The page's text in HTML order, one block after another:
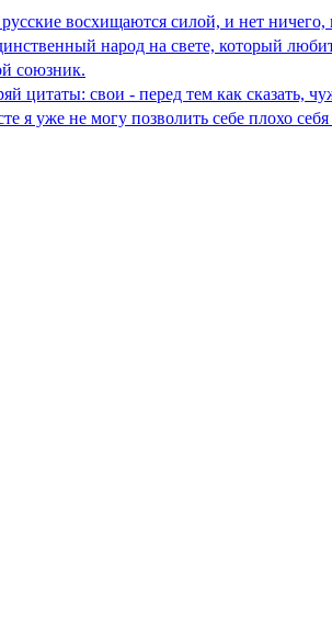
восхищаются силой, и нет
народ на свете, который
союзник.
цитаты: свои - перед тем как сказать,
я уже не могу позволить себе плохо себя